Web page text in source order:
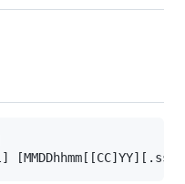
] [MMDDhhmm [ [CC] YY] [ .ss